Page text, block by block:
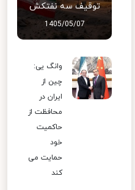
توقیف سه نفتکش
1405/05/07
وانگ یی:
چین از
ایران در
محافظت از
حاکمیت
خود
حمایت می
کند